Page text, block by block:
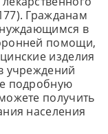
Гражданам
в
помощи,
изделия
учреждений
подробную
получить
населения